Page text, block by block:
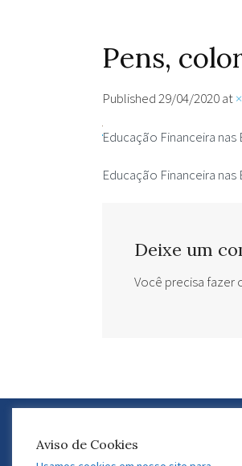
Pens,
Published29/04/2020at×
Educação Financeira nas
Educação Financeira nas
Deixe um
Você precisa fazer
Atuação do GEDAF
Aviso de Cookies